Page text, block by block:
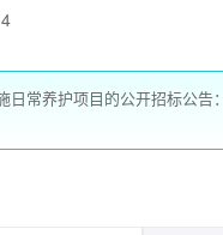
日常养护项目的公开招标公